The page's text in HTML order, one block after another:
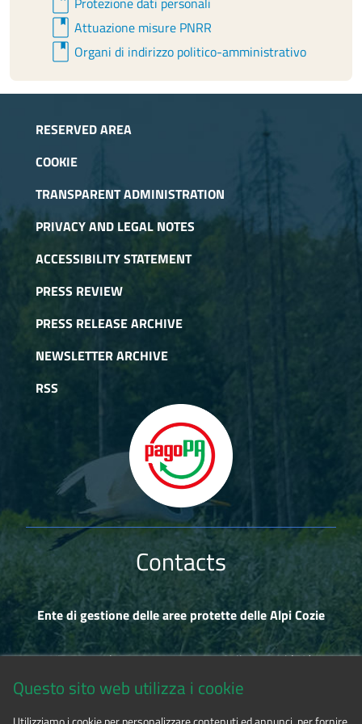
book Attuazione misure PNRR
book Organi di indirizzo politico-amministrativo
RESERVED AREA
COOKIE
TRANSPARENT ADMINISTRATION
PRIVACY AND LEGAL NOTES
ACCESSIBILITY STATEMENT
PRESS REVIEW
PRESS RELEASE ARCHIVE
NEWSLETTER ARCHIVE
RSS
Contacts
Ente di gestione delle aree protette delle Alpi Cozie
Via Fransuà Fontan, 1 - 10050 Salbertrand (TO)
Questo sito web utilizza i cookie